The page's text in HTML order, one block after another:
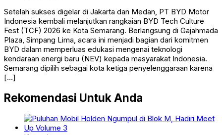
Setelah sukses digelar di Jakarta dan Medan, PT BYD Motor
Indonesia kembali melanjutkan rangkaian BYD Tech Culture
Fest (TCF) 2026 ke Kota Semarang. Berlangsung di Gajahmada
Plaza, Simpang Lima, acara ini menjadi bagian dari komitmen
BYD dalam memperluas edukasi mengenai teknologi
kendaraan energi baru (NEV) kepada masyarakat Indonesia.
Semarang dipilih sebagai kota ketiga penyelenggaraan karena
[…]
Rekomendasi Untuk Anda